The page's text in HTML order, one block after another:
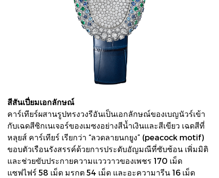
สีสันเปี่ยมเอกลักษณ์
คาร์เทียร์ผสานรูปทรงวงรีอันเป็นเอกลักษณ์ของเบญนัวร์เข้า
กับเฉดสีซิกเนเจอร์ของเมซงอย่างสีน้ำเงินและสีเขียว เฉดสีที่
หลุยส์ คาร์เทียร์ เรียกว่า “ลวดลายนกยูง” (peacock motif)
ขอบตัวเรือนรังสรรค์ด้วยการประดับอัญมณีที่ซับซ้อน เพิ่มมิติ
และช่วยขับประกายความแวววาวของเพชร 170 เม็ด
แซฟไฟร์ 58 เม็ด มรกต 54 เม็ด และอะความารีน 16 เม็ด